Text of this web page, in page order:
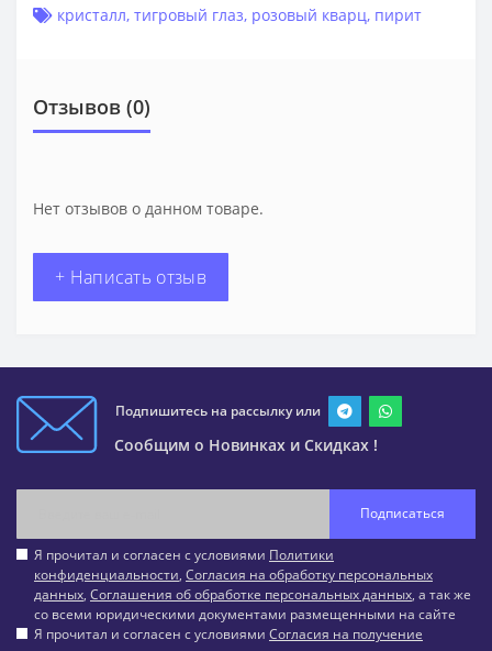
кристалл, тигровый глаз, розовый кварц, пирит
Отзывов (0)
Нет отзывов о данном товаре.
+ Написать отзыв
Подпишитесь на рассылку или
Сообщим о Новинках и Скидках !
Подписаться
Я прочитал и согласен с условиями Политики
конфиденциальности, Согласия на обработку персональных
данных, Соглашения об обработке персональных данных, а так же
со всеми юридическими документами размещенными на сайте
Я прочитал и согласен с условиями Согласия на получение